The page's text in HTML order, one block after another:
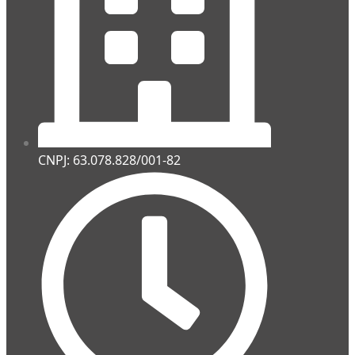
CNPJ: 63.078.828/001-82